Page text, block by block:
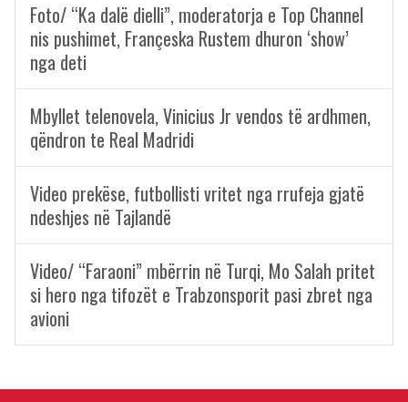
Foto/ “Ka dalë dielli”, moderatorja e Top Channel
nis pushimet, Françeska Rustem dhuron ‘show’
nga deti
Mbyllet telenovela, Vinicius Jr vendos të ardhmen,
qëndron te Real Madridi
Video prekëse, futbollisti vritet nga rrufeja gjatë
ndeshjes në Tajlandë
Video/ “Faraoni” mbërrin në Turqi, Mo Salah pritet
si hero nga tifozët e Trabzonsporit pasi zbret nga
avioni